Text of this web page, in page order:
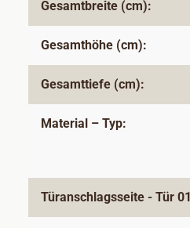
Gesamtbreite (cm):
Gesamthöhe (cm):
Gesamttiefe (cm):
Material – Typ:
Türanschlagsseite - Tür